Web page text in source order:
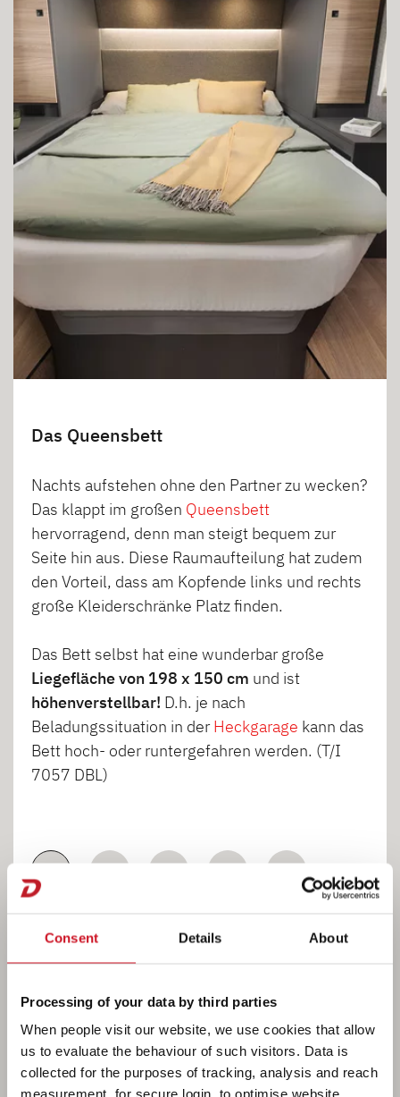
Consent Details About
Processing of your data by third parties
When people visit our website, we use cookies that allow
us to evaluate the behaviour of such visitors. Data is
collected for the purposes of tracking, analysis and reach
measurement, for secure login, to optimise website
Das Queensbett
Nachts aufstehen ohne den Partner zu wecken?
Das klappt im großen Queensbett
hervorragend, denn man steigt bequem zur
Seite hin aus. Diese Raumaufteilung hat zudem
den Vorteil, dass am Kopfende links und rechts
große Kleiderschränke Platz finden.
Das Bett selbst hat eine wunderbar große
Liegefläche von 198 x 150 cm und ist
höhenverstellbar! D.h. je nach
Beladungssituation in derHeckgarage kann das
Bett hoch- oder runtergefahren werden. (T/I
7057 DBL)
1 2 3 4 5
11